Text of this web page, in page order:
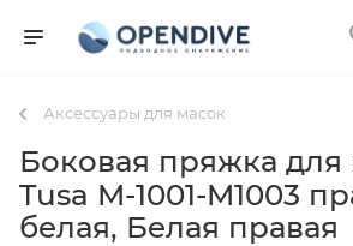
Аксессуары для масок
Боковая пряжка для
Tusa M-1001-M1003
белая, Белая правая